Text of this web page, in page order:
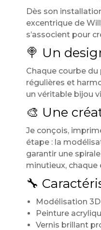
Dès son
excentrique de
s’associent pour
🍭 Un
Chaque courbe
régulières et
un véritable bijou
🎨 Une
Je conçois,
étape : la
garantir une
minutieux, chaque
🔧
Modélisation
Peinture
Vernis brillant